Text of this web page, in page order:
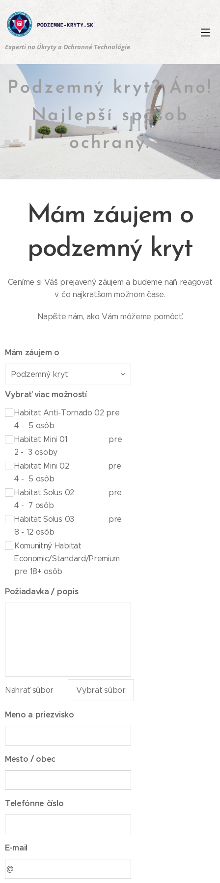
Experti na Úkryty a Ochranné Technológie
Podzemný kryt? Áno!
Najlepší spôsob
ochrany.
Mám záujem o
podzemný kryt
Ceníme si Váš prejavený záujem a budeme naň reagovať
v čo najkratšom možnom čase.
Napíšte nám, ako Vám môžeme pomôcť.
Mám záujem o
Vybrať viac možností
Habitat Anti-Tornado 02 pre
4 - 5 osôb
Habitat Mini 01 pre
2 - 3 osoby
Habitat Mini 02 pre
4 - 5 osôb
Habitat Solus 02 pre
4 - 7 osôb
Habitat Solus 03 pre
8 - 12 osôb
Komunitný Habitat
Economic/Standard/Premium
pre 18+ osôb
Požiadavka / popis
Nahrať súbor Vybrať súbor
Meno a priezvisko
Mesto / obec
Telefónne číslo
E-mail